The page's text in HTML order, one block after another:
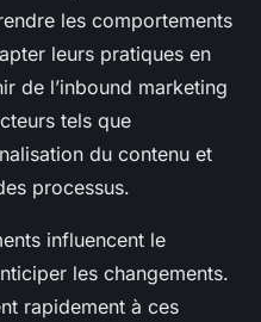
les comportements
leurs pratiques en
de l’inbound marketing
tels que
du contenu et
processus.
influencent le
les changements.
rapidement à ces